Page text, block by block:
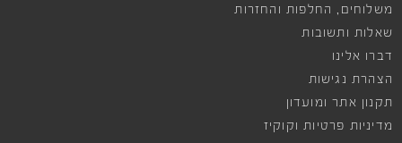
משלוחים , החלפות והחזרות
שאלות ותשובות
דברו אלינו
הצהרת נגישות
תקנון אתר ומועדון
מדיניות פרטיות וקוקיז